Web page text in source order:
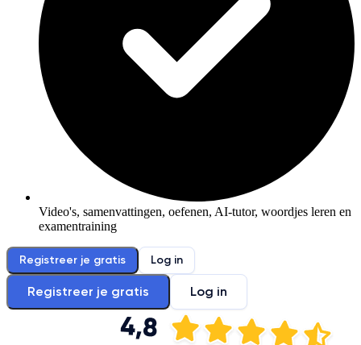
Video's, samenvattingen, oefenen, AI-tutor, woordjes leren en
examentraining
Registreer je gratis Log in
Registreer je gratis Log in